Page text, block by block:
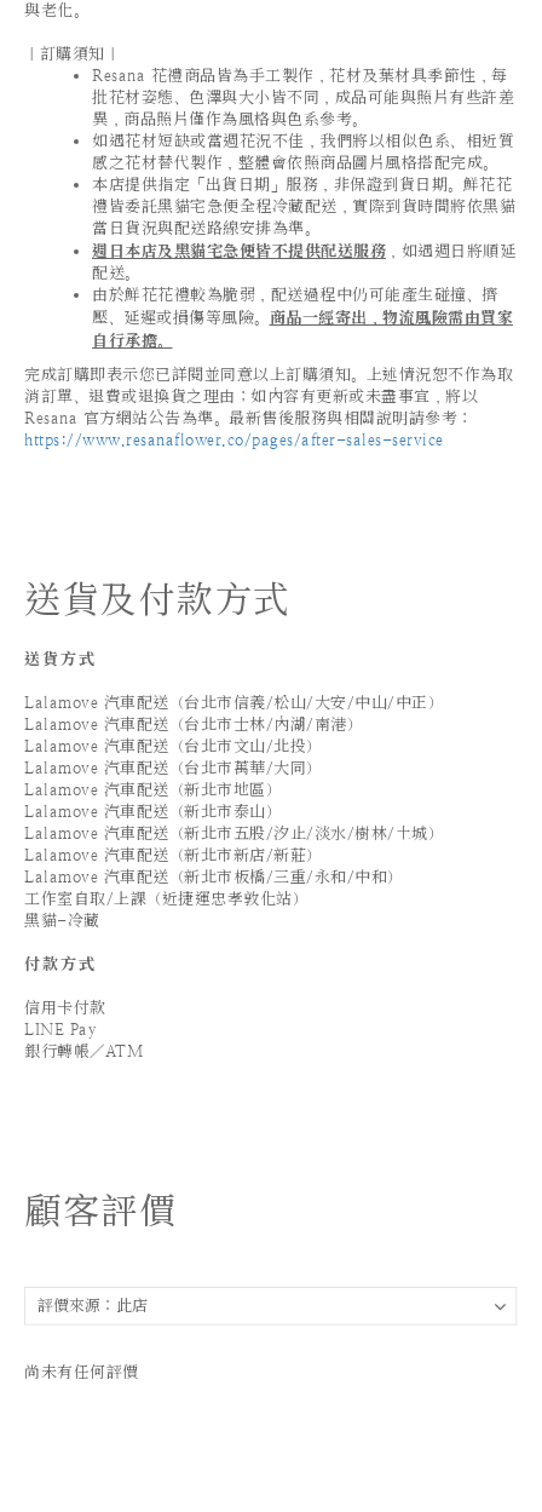
與老化。
｜訂購須知｜
Resana 花禮商品皆為手工製作，花材及葉材具季節性，每
批花材姿態、色澤與大小皆不同，成品可能與照片有些許差
異，商品照片僅作為風格與色系參考。
如遇花材短缺或當週花況不佳，我們將以相似色系、相近質
感之花材替代製作，整體會依照商品圖片風格搭配完成。
本店提供指定「出貨日期」服務，非保證到貨日期。鮮花花
禮皆委託黑貓宅急便全程冷藏配送，實際到貨時間將依黑貓
當日貨況與配送路線安排為準。
週日本店及黑貓宅急便皆不提供配送服務 ，如遇週日將順延
配送。
由於鮮花花禮較為脆弱，配送過程中仍可能產生碰撞、擠
壓、延遲或損傷等風險。 商品一經寄出，物流風險需由買家
自行承擔。
完成訂購即表示您已詳閱並同意以上訂購須知。上述情況恕不作為取
消訂單、退費或退換貨之理由；如內容有更新或未盡事宜，將以
Resana 官方網站公告為準。最新售後服務與相關說明請參考：
https://www.resanaflower.co/pages/after-sales-service
送貨及付款方式
送貨方式
Lalamove 汽車配送（台北市信義/松山/大安/中山/中正）
Lalamove 汽車配送（台北市士林/內湖/南港）
Lalamove 汽車配送（台北市文山/北投）
Lalamove 汽車配送（台北市萬華/大同）
Lalamove 汽車配送（新北市地區）
Lalamove 汽車配送（新北市泰山）
Lalamove 汽車配送（新北市五股/汐止/淡水/樹林/土城）
Lalamove 汽車配送（新北市新店/新莊）
Lalamove 汽車配送（新北市板橋/三重/永和/中和）
工作室自取/上課（近捷運忠孝敦化站）
黑貓-冷藏
付款方式
信用卡付款
LINE Pay
銀行轉帳／ATM
顧客評價
尚未有任何評價